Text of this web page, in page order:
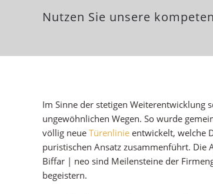
Nutzen Sie unsere
Im Sinne der stetigen Weiterentwicklung
ungewöhnlichen Wegen. So wurde
völlig neue Türenlinie entwickelt, welche
puristischen Ansatz zusammenführt.
Biffar | neo sind Meilensteine der
begeistern.